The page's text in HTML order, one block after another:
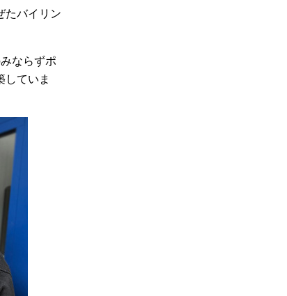
たバイリン
ならずポ
ていま